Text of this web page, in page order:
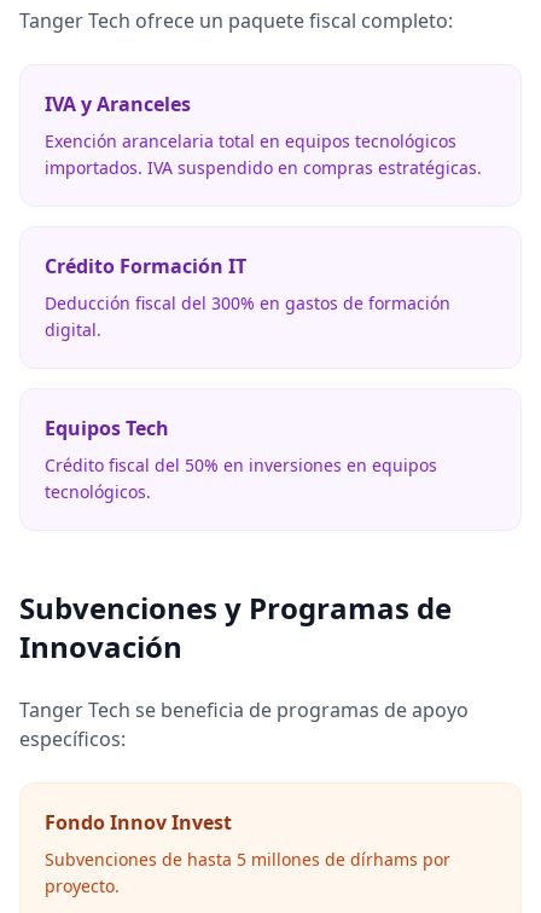
Tanger Tech ofrece un paquete fiscal completo:
IVA y Aranceles
Exención arancelaria total en equipos tecnológicos
importados. IVA suspendido en compras estratégicas.
Crédito Formación IT
Deducción fiscal del 300% en gastos de formación
digital.
Equipos Tech
Crédito fiscal del 50% en inversiones en equipos
tecnológicos.
Subvenciones y Programas de
Innovación
Tanger Tech se beneficia de programas de apoyo
específicos:
Fondo Innov Invest
Subvenciones de hasta 5 millones de dírhams por
proyecto.